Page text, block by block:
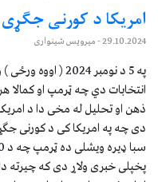
امریکا د کورنی
29.10.2024- میرویس شینواری
په 5 د نومبر
انتخابات دي چه ټرمپ او
ذهن او تحلیل له مخی دا د
دی چه په امریکا کی د کورنی
پخپلی خبری ولاړ دی که چیرته